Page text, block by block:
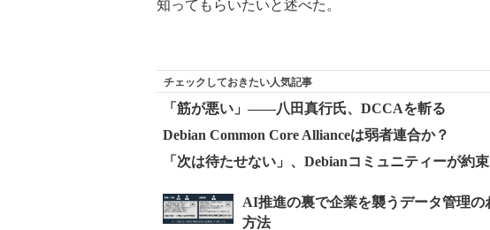
知ってもらいたいと述べた。
チェックしておきたい人気記事
「筋が悪い」――八田真行氏、DCCAを斬る
Debian Common Core Allianceは弱者連合か？
「次は待たせない」、Debianコミュニティーが約束